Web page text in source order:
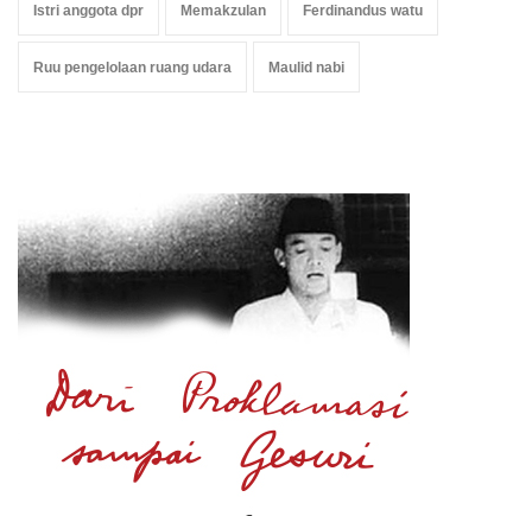
Istri anggota dpr Memakzulan Ferdinandus watu
Ruu pengelolaan ruang udara Maulid nabi